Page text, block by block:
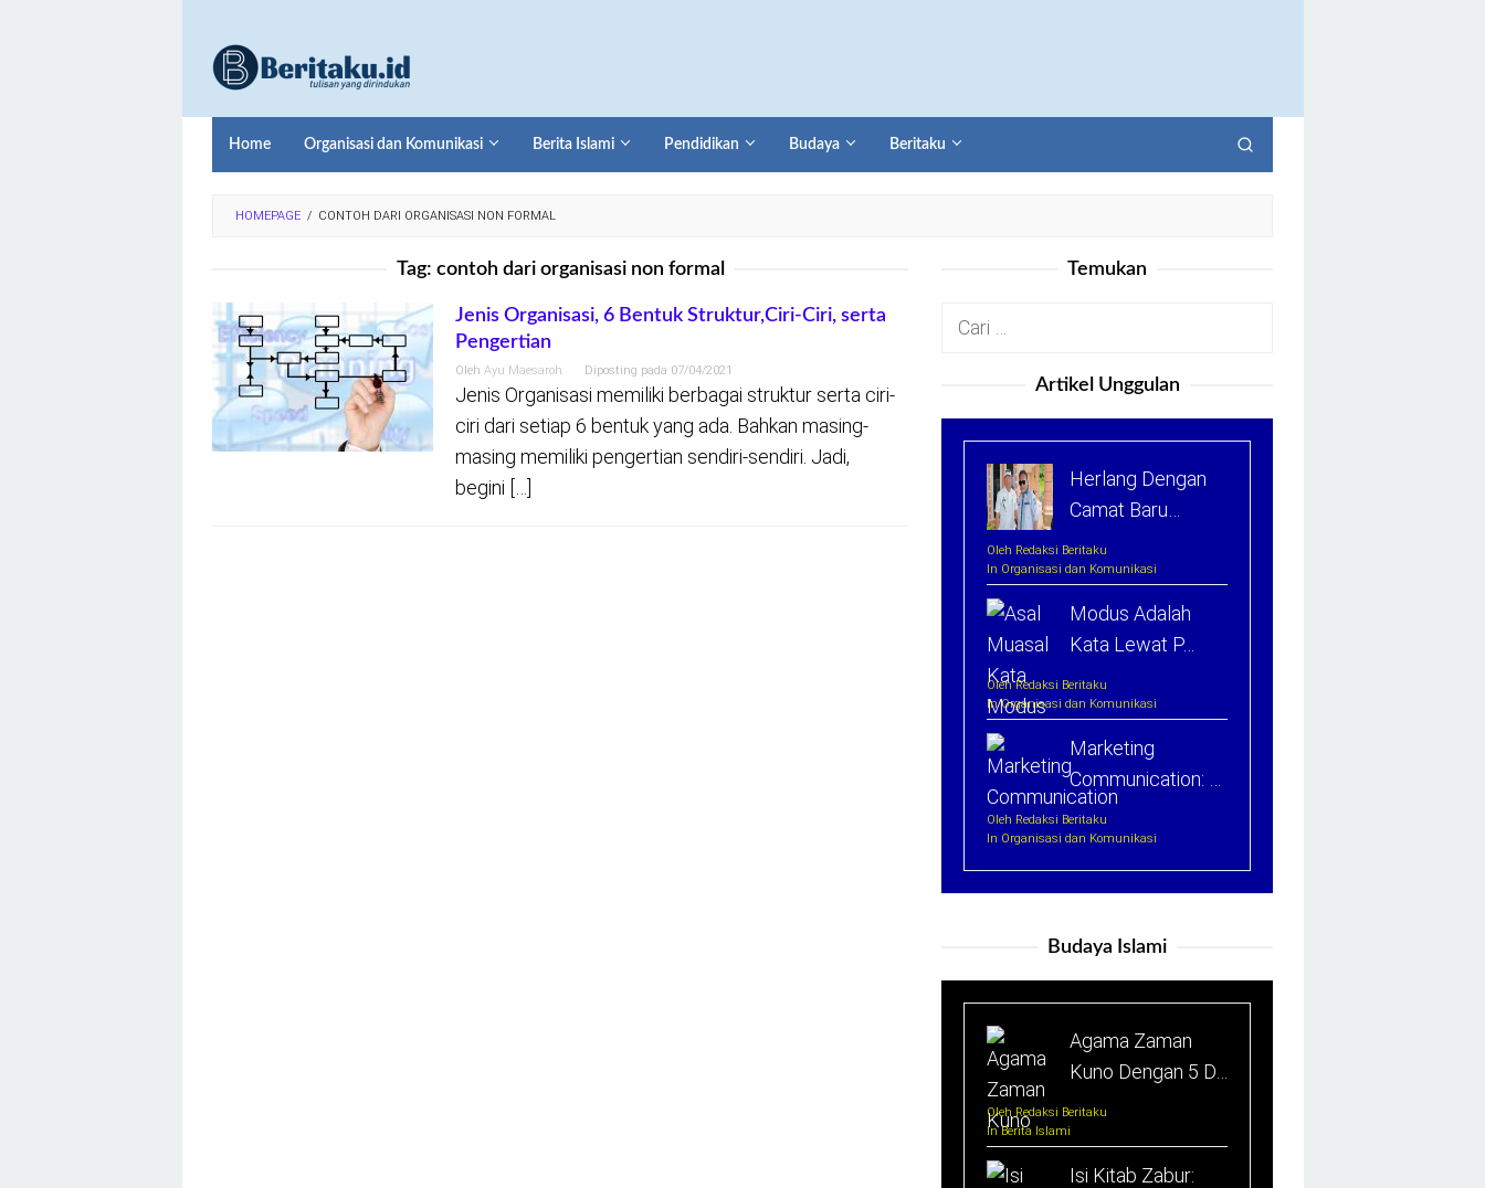
konten
Home Organisasi dan Komunikasi Berita Islami Pendidikan Budaya Beritaku
HOMEPAGE / CONTOH DARI ORGANISASI NON FORMAL
Tag: contoh dari organisasi non formal
Jenis Organisasi, 6 Bentuk Struktur,Ciri-Ciri, serta
Pengertian
Oleh Ayu Maesaroh Diposting pada 07/04/2021
Jenis Organisasi memiliki berbagai struktur serta ciri-
ciri dari setiap 6 bentuk yang ada. Bahkan masing-
masing memiliki pengertian sendiri-sendiri. Jadi,
begini […]
Temukan
Cari
Artikel Unggulan
Herlang Dengan
Camat Baru…
Oleh Redaksi Beritaku
In Organisasi dan Komunikasi
Modus Adalah
Kata Lewat P…
Oleh Redaksi Beritaku
In Organisasi dan Komunikasi
Marketing
Communication: …
Oleh Redaksi Beritaku
In Organisasi dan Komunikasi
Budaya Islami
Agama Zaman
Kuno Dengan 5 D…
Oleh Redaksi Beritaku
In Berita Islami
Isi Kitab Zabur: